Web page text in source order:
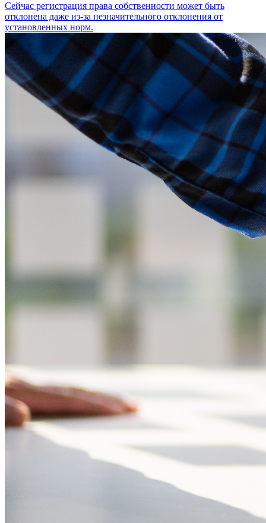
Сейчас регистрация права собственности может быть
отклонена даже из-за незначительного отклонения от
установленных норм.